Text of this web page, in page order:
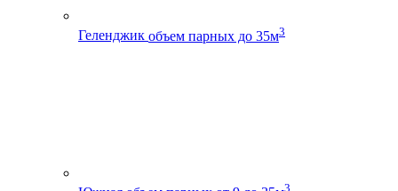
Геленджик объем парных до 35м3
3